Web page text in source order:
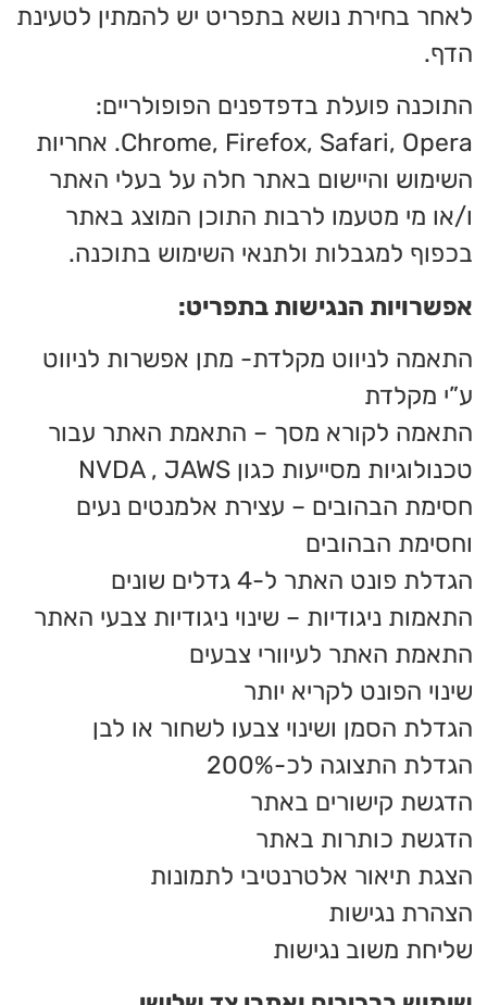
לאחר בחירת נושא בתפריט יש להמתין לטעינת
הדף.
התוכנה פועלת בדפדפנים הפופולריים:
Chrome, Firefox, Safari, Opera. אחריות
השימוש והיישום באתר חלה על בעלי האתר
ו/או מי מטעמו לרבות התוכן המוצג באתר
בכפוף למגבלות ולתנאי השימוש בתוכנה.
אפשרויות הנגישות בתפריט:
התאמה לניווט מקלדת- מתן אפשרות לניווט
ע”י מקלדת
התאמה לקורא מסך – התאמת האתר עבור
טכנולוגיות מסייעות כגון NVDA , JAWS
חסימת הבהובים – עצירת אלמנטים נעים
וחסימת הבהובים
הגדלת פונט האתר ל-4 גדלים שונים
התאמות ניגודיות – שינוי ניגודיות צבעי האתר
התאמת האתר לעיוורי צבעים
שינוי הפונט לקריא יותר
הגדלת הסמן ושינוי צבעו לשחור או לבן
הגדלת התצוגה לכ-200%
הדגשת קישורים באתר
הדגשת כותרות באתר
הצגת תיאור אלטרנטיבי לתמונות
הצהרת נגישות
שליחת משוב נגישות